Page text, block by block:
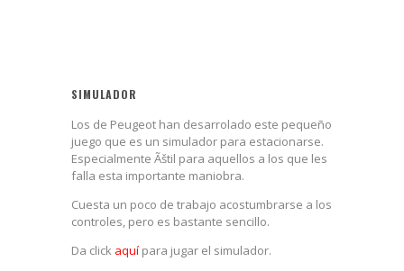
SIMULADOR
Los de Peugeot han desarrolado este pequeño
juego que es un simulador para estacionarse.
Especialmente Ãštil para aquellos a los que les
falla esta importante maniobra.
Cuesta un poco de trabajo acostumbrarse a los
controles, pero es bastante sencillo.
Da click aquí para jugar el simulador.